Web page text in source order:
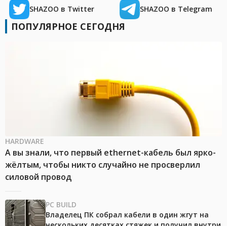
SHAZOO в Twitter SHAZOO в Telegram
ПОПУЛЯРНОЕ СЕГОДНЯ
HARDWARE
А вы знали, что первый ethernet-кабель был ярко-
жёлтым, чтобы никто случайно не просверлил
силовой провод
PC BUILD
Владелец ПК собрал кабели в один жгут на